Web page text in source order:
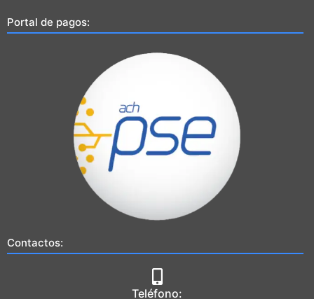
Portal de pagos:
Contactos:
Teléfono: